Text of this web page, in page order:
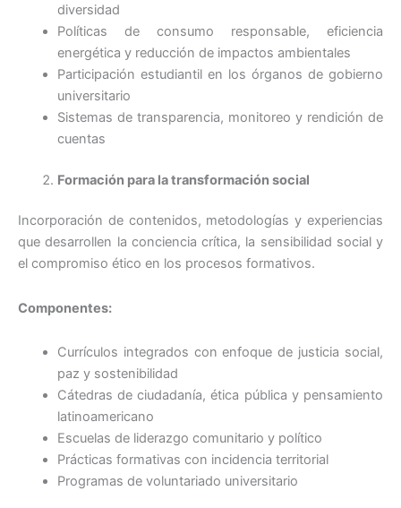
diversidad
Políticas de consumo responsable, eficiencia
energética y reducción de impactos ambientales
Participación estudiantil en los órganos de gobierno
universitario
Sistemas de transparencia, monitoreo y rendición de
cuentas
Formación para la transformación social
Incorporación de contenidos, metodologías y experiencias
que desarrollen la conciencia crítica, la sensibilidad social y
el compromiso ético en los procesos formativos.
Componentes:
Currículos integrados con enfoque de justicia social,
paz y sostenibilidad
Cátedras de ciudadanía, ética pública y pensamiento
latinoamericano
Escuelas de liderazgo comunitario y político
Prácticas formativas con incidencia territorial
Programas de voluntariado universitario